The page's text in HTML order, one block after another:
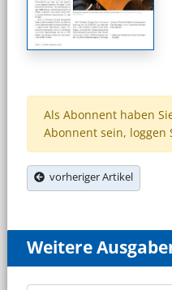
Als Abonnent haben
Abonnent sein, loggen
vorheriger Artikel
Weitere